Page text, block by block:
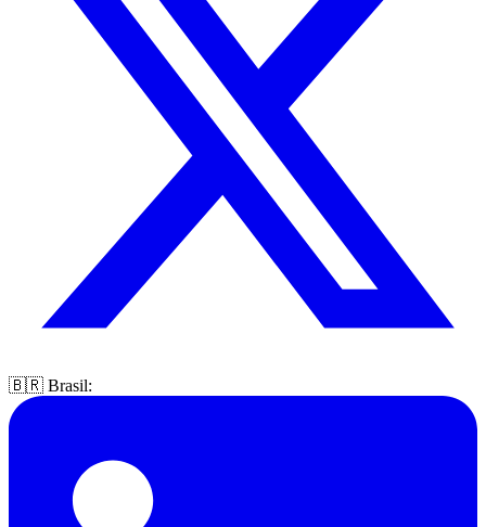
🇧🇷 Brasil: